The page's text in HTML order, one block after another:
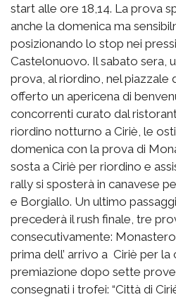
start alle ore 18,14. La prova
anche la domenica ma
posizionando lo stop nei
Castelonuovo. Il sabato sera,
prova, al riordino, nel piazzale
offerto un apericena di
concorrenti curato dal
riordino notturno a Ciriè, le
domenica con la prova di
sosta a Ciriè per riordino e
rally si sposterà in canavese
e Borgiallo. Un ultimo
precederà il rush finale, tre
consecutivamente:
prima dell’ arrivo a Ciriè per la
premiazione dopo sette
consegnati i trofei: “Città di